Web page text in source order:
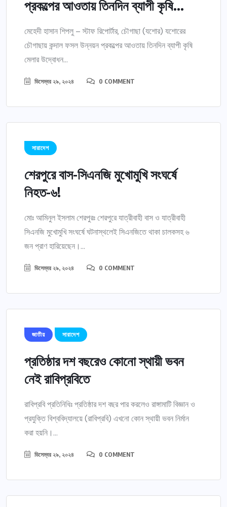
প্রকল্পের আওতায় তিনদিন ব্যাপী কৃষি...
মেহেদী হাসান শিপলু – স্টাফ রিপোর্টার, চৌগাছা (যশোর) যশোরের
চৌগাছায় কন্দাল ফসল উন্নয়ন প্রকল্পের আওতায় তিনদিন ব্যাপী কৃষি
মেলার উদ্বোধন...
ডিসেম্বর ২৯, ২০২৪ 0 COMMENT
সারাদেশ
শেরপুরে বাস-সিএনজি মুখোমুখি সংঘর্ষে
নিহত-৬!
মোঃ আমিনুল ইসলাম শেরপুরঃ শেরপুরে যাত্রীবাহী বাস ও যাত্রীবাহী
সিএনজি মুখোমুখি সংঘর্ষে ঘটনাস্থলেই সিএনজিতে থাকা চালকসহ ৬
জন প্রাণ হারিয়েছেন।...
ডিসেম্বর ২৯, ২০২৪ 0 COMMENT
জাতীয় সারাদেশ
প্রতিষ্ঠার দশ বছরেও কোনো স্থায়ী ভবন
নেই রাবিপ্রবিতে
রাবিপ্রবি প্রতিনিধিঃ প্রতিষ্ঠার দশ বছর পার করলেও রাঙ্গামাটি বিজ্ঞান ও
প্রযুক্তি বিশ্ববিদ্যালয়ে (রাবিপ্রবি) এখনো কোন স্থায়ী ভবন নির্মান
করা হয়নি।...
ডিসেম্বর ২৯, ২০২৪ 0 COMMENT